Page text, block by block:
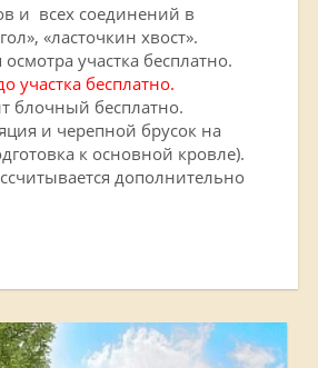
и всех соединений в
«ласточкин хвост».
участка бесплатно.
участка бесплатно.
блочный бесплатно.
и черепной брусок на
к основной кровле).
дополнительно